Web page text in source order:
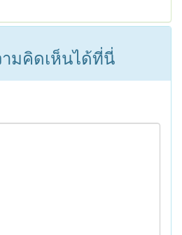
มคิดเห็นได้ที่นี่